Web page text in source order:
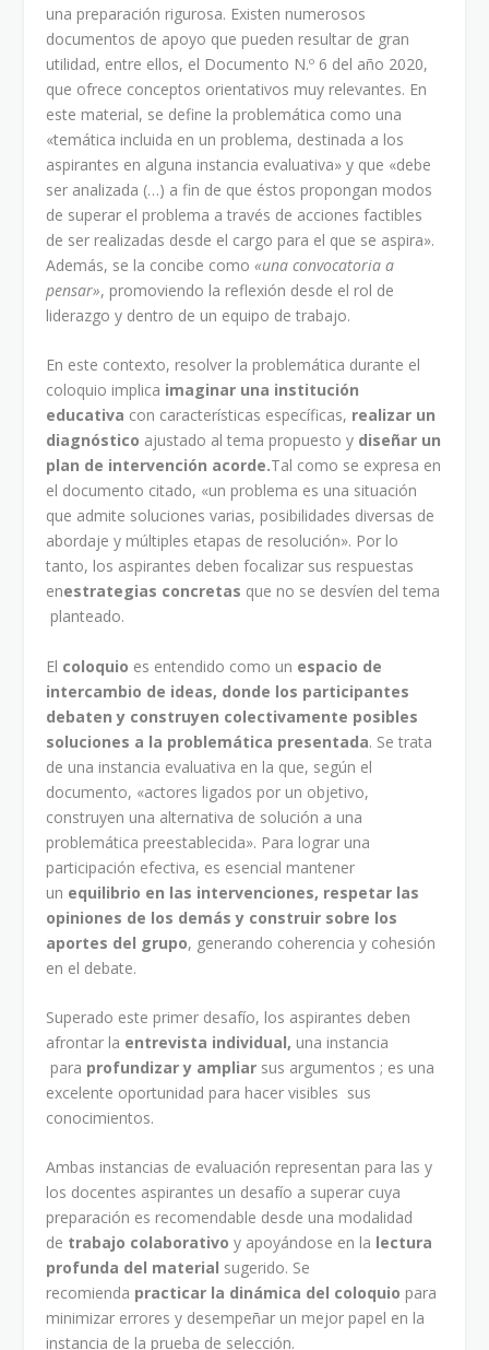
una preparación rigurosa. Existen numerosos
documentos de apoyo que pueden resultar de gran
utilidad, entre ellos, el Documento N.º 6 del año 2020,
que ofrece conceptos orientativos muy relevantes. En
este material, se define la problemática como una
«temática incluida en un problema, destinada a los
aspirantes en alguna instancia evaluativa» y que «debe
ser analizada (…) a fin de que éstos propongan modos
de superar el problema a través de acciones factibles
de ser realizadas desde el cargo para el que se aspira».
Además, se la concibe como «una convocatoria a
pensar», promoviendo la reflexión desde el rol de
liderazgo y dentro de un equipo de trabajo.
En este contexto, resolver la problemática durante el
coloquio implica imaginar una institución
educativa con características específicas, realizar un
diagnóstico ajustado al tema propuesto y diseñar un
plan de intervención acorde.Tal como se expresa en
el documento citado, «un problema es una situación
que admite soluciones varias, posibilidades diversas de
abordaje y múltiples etapas de resolución». Por lo
tanto, los aspirantes deben focalizar sus respuestas
enestrategias concretas que no se desvíen del tema
planteado.
El coloquio es entendido como un espacio de
intercambio de ideas, donde los participantes
debaten y construyen colectivamente posibles
soluciones a la problemática presentada. Se trata
de una instancia evaluativa en la que, según el
documento, «actores ligados por un objetivo,
construyen una alternativa de solución a una
problemática preestablecida». Para lograr una
participación efectiva, es esencial mantener
un equilibrio en las intervenciones, respetar las
opiniones de los demás y construir sobre los
aportes del grupo, generando coherencia y cohesión
en el debate.
Superado este primer desafío, los aspirantes deben
afrontar la entrevista individual, una instancia
para profundizar y ampliar sus argumentos ; es una
excelente oportunidad para hacer visibles sus
conocimientos.
Ambas instancias de evaluación representan para las y
los docentes aspirantes un desafío a superar cuya
preparación es recomendable desde una modalidad
de trabajo colaborativoy apoyándose en la lectura
profunda del material sugerido. Se
recomienda practicar la dinámica del coloquio para
minimizar errores y desempeñar un mejor papel en la
instancia de la prueba de selección.